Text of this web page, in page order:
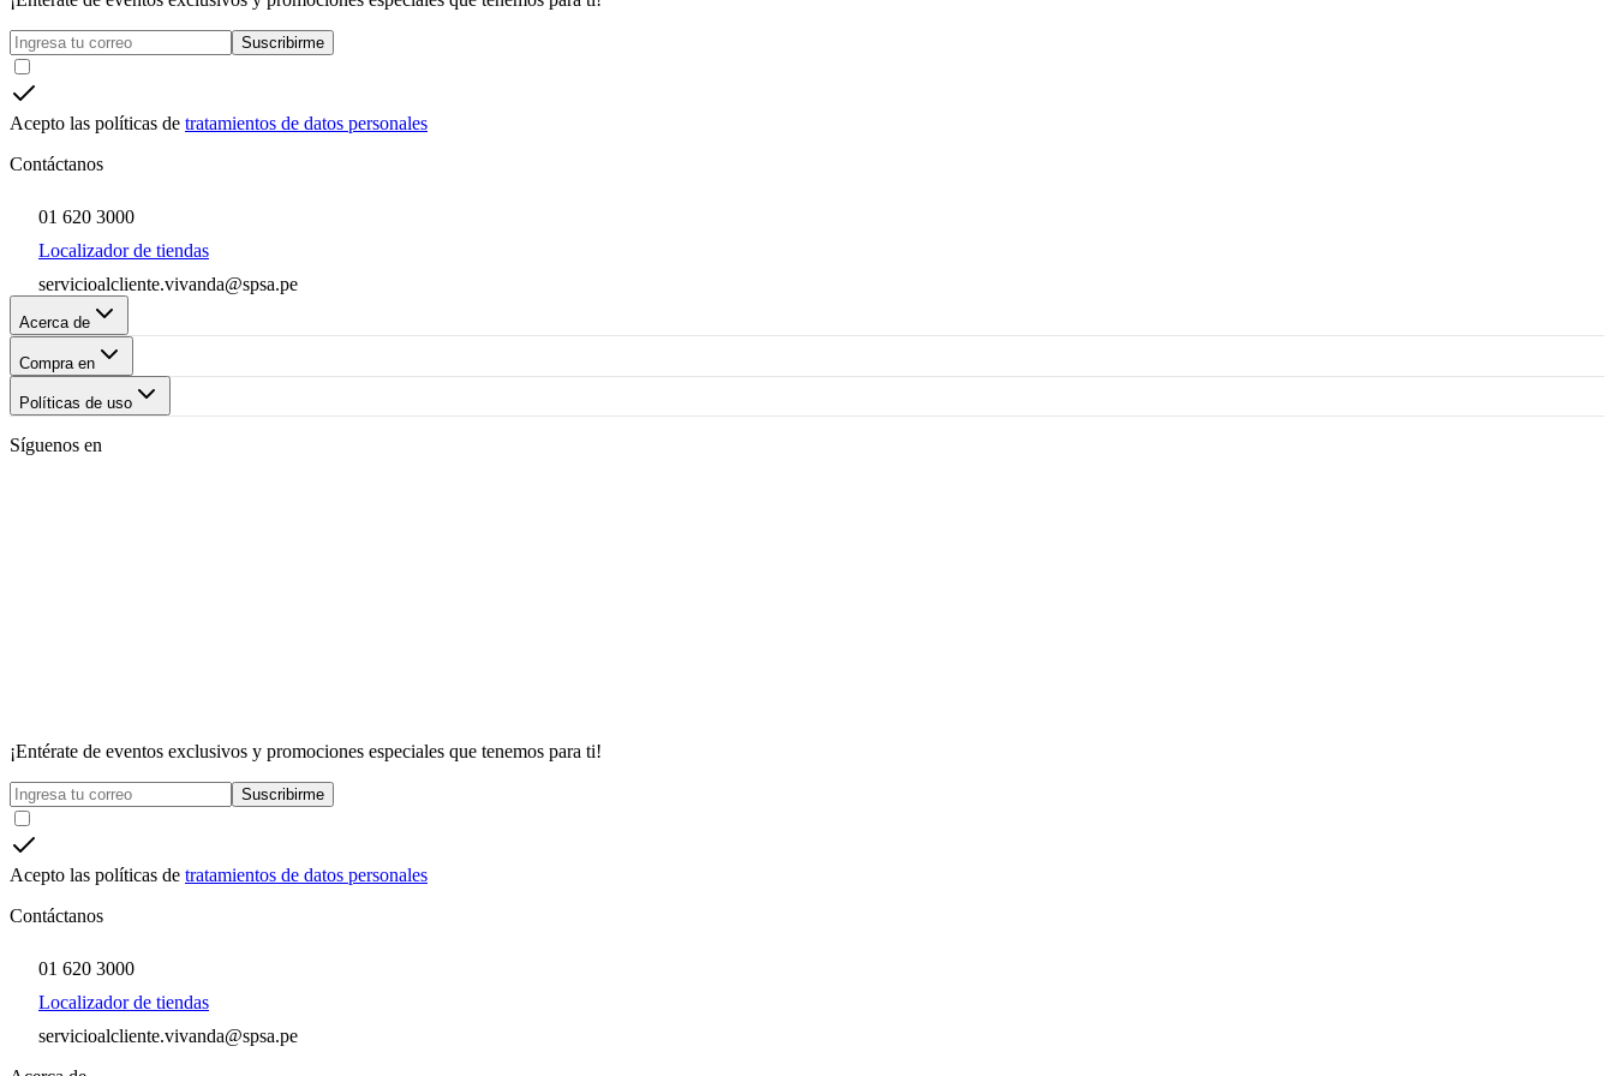
Suscribirme
Acepto las políticas de tratamientos de datos personales
Contáctanos
01 620 3000
Localizador de tiendas
servicioalcliente.vivanda@spsa.pe
Acerca de
Compra en
Políticas de uso
Síguenos en
¡Entérate de eventos exclusivos y promociones especiales que tenemos para ti!
Suscribirme
Acepto las políticas de tratamientos de datos personales
Contáctanos
01 620 3000
Localizador de tiendas
servicioalcliente.vivanda@spsa.pe